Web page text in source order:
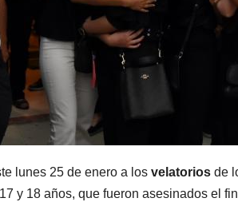
lunes 25 de enero a los velatorios de
y 18 años, que fueron asesinados el